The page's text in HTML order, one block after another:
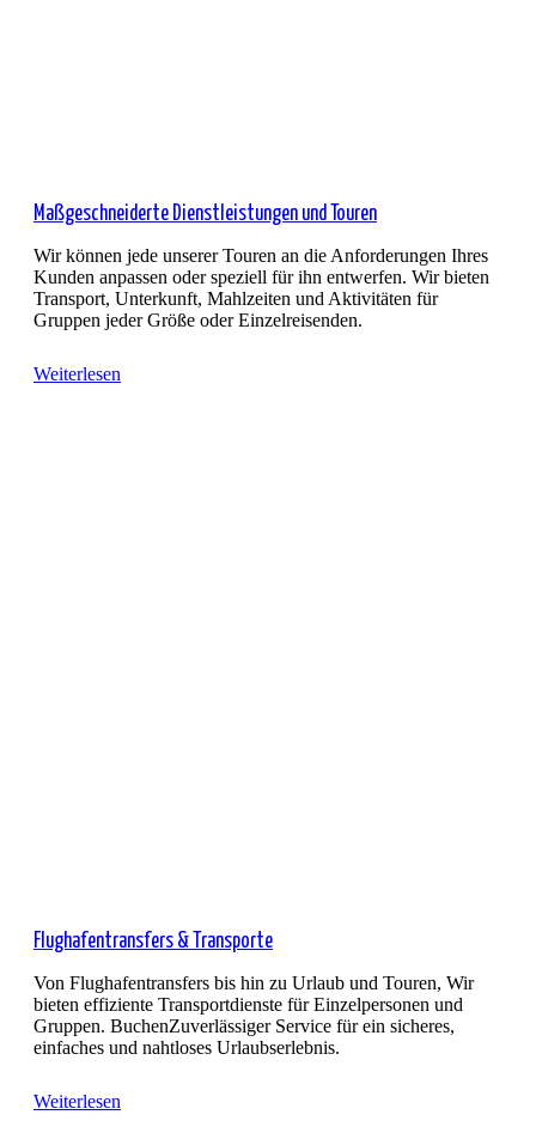
Maßgeschneiderte Dienstleistungen und Touren
Wir können jede unserer Touren an die Anforderungen Ihres
Kunden anpassen oder speziell für ihn entwerfen. Wir bieten
Transport, Unterkunft, Mahlzeiten und Aktivitäten für
Gruppen jeder Größe oder Einzelreisenden.
Weiterlesen
Flughafentransfers & Transporte
Von Flughafentransfers bis hin zu Urlaub und Touren, Wir
bieten effiziente Transportdienste für Einzelpersonen und
Gruppen. BuchenZuverlässiger Service für ein sicheres,
einfaches und nahtloses Urlaubserlebnis.
Weiterlesen